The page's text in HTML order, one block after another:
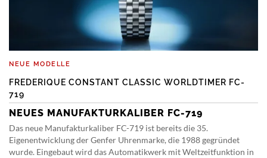
NEUE MODELLE
FREDERIQUE CONSTANT CLASSIC WORLDTIMER FC-
719
NEUES MANUFAKTURKALIBER FC-719
Das neue Manufakturkaliber FC-719 ist bereits die 35.
Eigenentwicklung der Genfer Uhrenmarke, die 1988 gegründet
wurde. Eingebaut wird das Automatikwerk mit Weltzeitfunktion in